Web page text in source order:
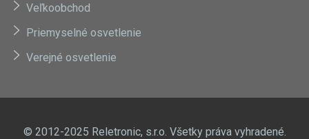
Veľkoobchod
Priemyselné osvetlenie
Verejné osvetlenie
© 2012-2025 Reletronic, s.r.o. Všetky práva vyhradené.